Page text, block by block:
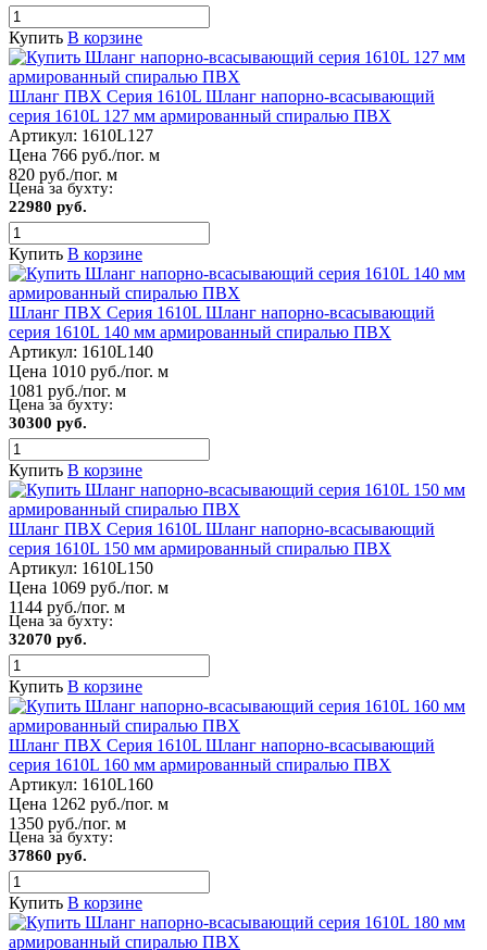
Купить В корзине
Шланг ПВХ Серия 1610L Шланг напорно-всасывающий
серия 1610L 127 мм армированный спиралью ПВХ
Артикул: 1610L127
Цена 766 руб./пог. м
820 руб./пог. м
Цена за бухту:
22980 руб.
Купить В корзине
Шланг ПВХ Серия 1610L Шланг напорно-всасывающий
серия 1610L 140 мм армированный спиралью ПВХ
Артикул: 1610L140
Цена 1010 руб./пог. м
1081 руб./пог. м
Цена за бухту:
30300 руб.
Купить В корзине
Шланг ПВХ Серия 1610L Шланг напорно-всасывающий
серия 1610L 150 мм армированный спиралью ПВХ
Артикул: 1610L150
Цена 1069 руб./пог. м
1144 руб./пог. м
Цена за бухту:
32070 руб.
Купить В корзине
Шланг ПВХ Серия 1610L Шланг напорно-всасывающий
серия 1610L 160 мм армированный спиралью ПВХ
Артикул: 1610L160
Цена 1262 руб./пог. м
1350 руб./пог. м
Цена за бухту:
37860 руб.
Купить В корзине